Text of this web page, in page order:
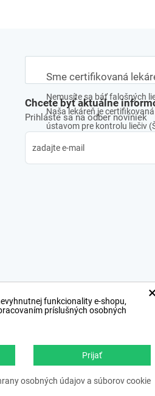
Sme certifikovaná
Nemusíte sa báť falošných
Naša lekáreň je
ústavom pre kontrolu liečiv
Chcete byť aktuálne
Prihláste sa na odber noviniek
,ppc › netsuccess.sk
×
funkcionality e-shopu,
príslušných osobných
Prijať
osobných údajov a súborov cookie